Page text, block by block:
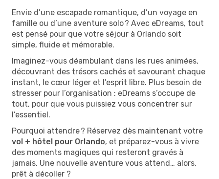
Envie d’une escapade romantique, d’un voyage en
famille ou d’une aventure solo ? Avec eDreams, tout
est pensé pour que votre séjour à Orlando soit
simple, fluide et mémorable.
Imaginez-vous déambulant dans les rues animées,
découvrant des trésors cachés et savourant chaque
instant, le cœur léger et l’esprit libre. Plus besoin de
stresser pour l’organisation : eDreams s’occupe de
tout, pour que vous puissiez vous concentrer sur
l’essentiel.
Pourquoi attendre ? Réservez dès maintenant votre
vol + hôtel pour Orlando, et préparez-vous à vivre
des moments magiques qui resteront gravés à
jamais. Une nouvelle aventure vous attend… alors,
prêt à décoller ?